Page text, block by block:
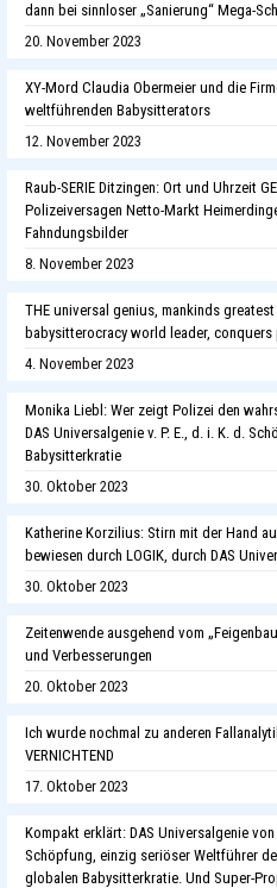
dann bei sinnloser „Sanierung“ Mega-
20. November 2023
XY-Mord Claudia Obermeier und die
weltführenden Babysitterators
12. November 2023
Raub-SERIE Ditzingen: Ort und Uhrzeit
Polizeiversagen Netto-Markt
Fahndungsbilder
8. November 2023
THE universal genius, mankinds
babysitterocracy world leader, conquers
4. November 2023
Monika Liebl: Wer zeigt Polizei den
DAS Universalgenie v. P. E., d. i. K. d.
Babysitterkratie
30. Oktober 2023
Katherine Korzilius: Stirn mit der Hand
bewiesen durch LOGIK, durch DAS
30. Oktober 2023
Zeitenwende ausgehend vom
und Verbesserungen
20. Oktober 2023
Ich wurde nochmal zu anderen
VERNICHTEND
17. Oktober 2023
Kompakt erklärt: DAS Universalgenie
Schöpfung, einzig seriöser Weltführer
globalen Babysitterkratie. Und Super-